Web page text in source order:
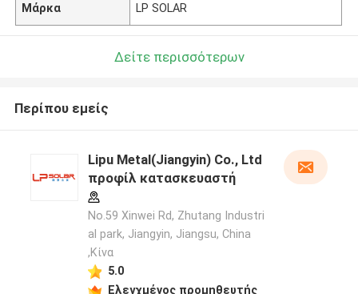
Μάρκα LP SOLAR
Δείτε περισσότερων
Περίπου εμείς
Lipu Metal(Jiangyin) Co., Ltd
προφίλ κατασκευαστή
No.59 Xinwei Rd, Zhutang Industri
al park, Jiangyin, Jiangsu, China
,Κίνα
5.0
Ελεγχμένος προμηθευτής